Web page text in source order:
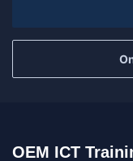
OEM ICT